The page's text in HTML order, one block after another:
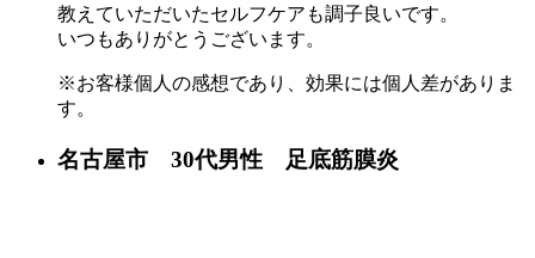
教えていただいたセルフケアも調子良いです。
いつもありがとうございます。
※お客様個人の感想であり、効果には個人差がありま
す。
名古屋市 30代男性 足底筋膜炎